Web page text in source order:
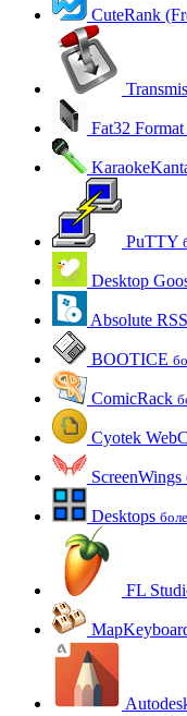
CuteRank
Fat32 Format
PuTTY
Desktop
Absolute
BOOTICE
ComicRack
Cyotek
ScreenWings
Desktops
FL